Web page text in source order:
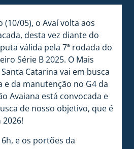
05), o Avaí volta aos
desta vez diante do
válida pela 7ª rodada do
Série B 2025. O Mais
Catarina vai em busca
e da manutenção no G4 da
Avaiana está convocada e
de nosso objetivo, que é
2026!
e os portões da